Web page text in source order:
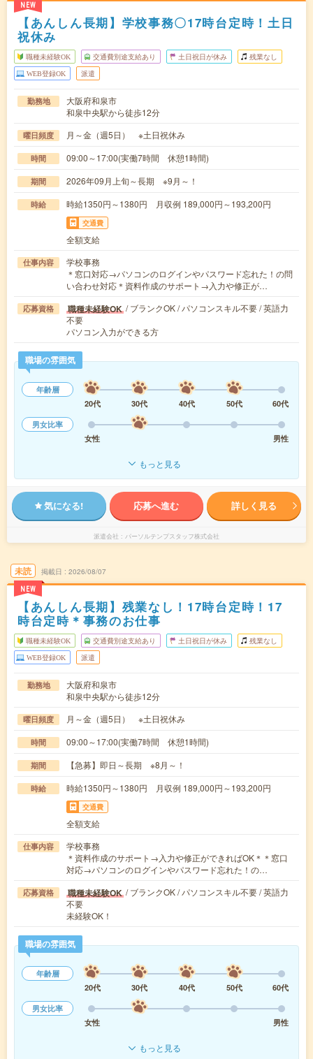
NEW
【あんしん長期】学校事務〇17時台定時！土日
祝休み
職種未経験OK 交通費別途支給あり 土日祝日が休み 残業なし
WEB登録OK 派遣
勤務地
大阪府和泉市
和泉中央駅から徒歩12分
曜日頻度 月～金（週5日） ※土日祝休み
時間 09:00～17:00(実働7時間 休憩1時間)
期間 2026年09月上旬～長期 ※9月～！
時給 時給1350円～1380円 月収例 189,000円～193,200円
交通費
全額支給
仕事内容
学校事務
＊窓口対応→パソコンのログインやパスワード忘れた！の問
い合わせ対応＊資料作成のサポート→入力や修正が…
応募資格 職種未経験OK / ブランクOK / パソコンスキル不要 / 英語力
不要
パソコン入力ができる方
職場の雰囲気
年齢層
20代
30代 40代 50代
60代
男女比率
女性
男性
もっと見る
気になる! 応募へ進む 詳しく見る
派遣会社 パーソルテンプスタッフ株式会社
未読
NEW
掲載日 2026/08/07
【あんしん長期】残業なし！17時台定時！17
時台定時＊事務のお仕事
職種未経験OK 交通費別途支給あり 土日祝日が休み 残業なし
WEB登録OK 派遣
勤務地
大阪府和泉市
和泉中央駅から徒歩12分
曜日頻度 月～金（週5日） ※土日祝休み
時間 09:00～17:00(実働7時間 休憩1時間)
期間 【急募】即日～長期 ※8月～！
時給 時給1350円～1380円 月収例 189,000円～193,200円
交通費
全額支給
仕事内容
学校事務
＊資料作成のサポート→入力や修正ができればOK＊＊窓口
対応→パソコンのログインやパスワード忘れた！の…
応募資格 職種未経験OK / ブランクOK / パソコンスキル不要 / 英語力
不要
未経験OK！
職場の雰囲気
年齢層
20代
30代 40代 50代
60代
男女比率
女性
男性
もっと見る